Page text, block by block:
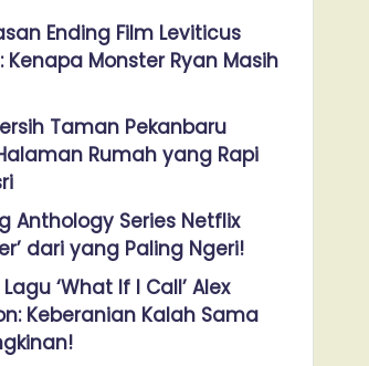
Ending Film Leviticus
Kenapa Monster Ryan Masih
Taman Pekanbaru
Rumah yang Rapi
Anthology Series Netflix
dari yang Paling Ngeri!
‘What If I Call’ Alex
Keberanian Kalah Sama